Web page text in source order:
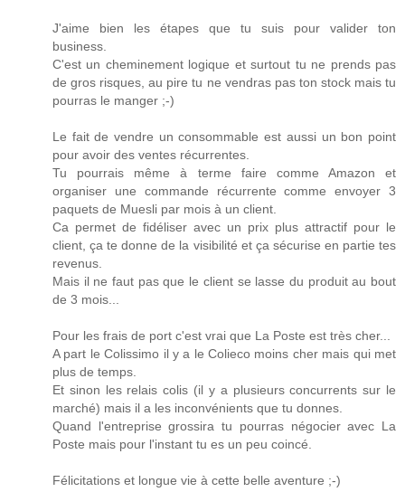
J'aime bien les étapes que tu suis pour valider ton
business.
C'est un cheminement logique et surtout tu ne prends pas
de gros risques, au pire tu ne vendras pas ton stock mais tu
pourras le manger ;-)
Le fait de vendre un consommable est aussi un bon point
pour avoir des ventes récurrentes.
Tu pourrais même à terme faire comme Amazon et
organiser une commande récurrente comme envoyer 3
paquets de Muesli par mois à un client.
Ca permet de fidéliser avec un prix plus attractif pour le
client, ça te donne de la visibilité et ça sécurise en partie tes
revenus.
Mais il ne faut pas que le client se lasse du produit au bout
de 3 mois...
Pour les frais de port c'est vrai que La Poste est très cher...
A part le Colissimo il y a le Colieco moins cher mais qui met
plus de temps.
Et sinon les relais colis (il y a plusieurs concurrents sur le
marché) mais il a les inconvénients que tu donnes.
Quand l'entreprise grossira tu pourras négocier avec La
Poste mais pour l'instant tu es un peu coincé.
Félicitations et longue vie à cette belle aventure ;-)